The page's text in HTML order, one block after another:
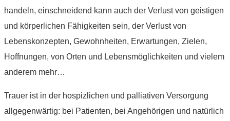
handeln, einschneidend kann auch der Verlust von geistigen
und körperlichen Fähigkeiten sein, der Verlust von
Lebenskonzepten, Gewohnheiten, Erwartungen, Zielen,
Hoffnungen, von Orten und Lebensmöglichkeiten und vielem
anderem mehr…
Trauer ist in der hospizlichen und palliativen Versorgung
allgegenwärtig: bei Patienten, bei Angehörigen und natürlich